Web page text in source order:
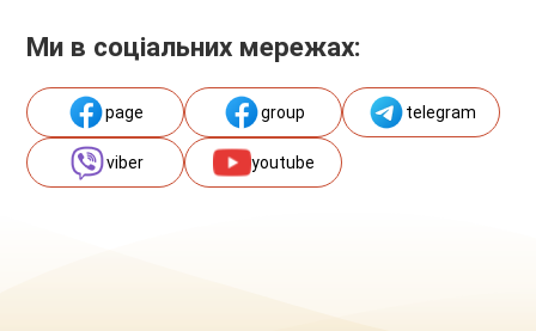
Ми в соціальних мережах:
page group telegram
viber youtube